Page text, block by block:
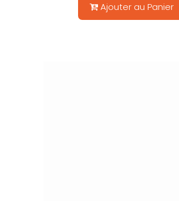
Ajouter au Panier